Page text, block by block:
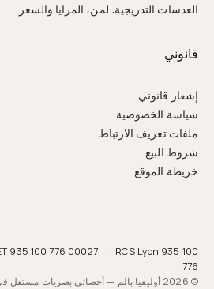
العدسات التدريجية: لمن، المزايا والسعر
قانوني
إشعار قانوني
سياسة الخصوصية
ملفات تعريف الارتباط
شروط البيع
خريطة الموقع
935 100 776 00027 ·
RCS Lyon 935 100
776
© 2026 أوليفيا بالم — أخصائي بصريات مستقل في ليون بريسكييل